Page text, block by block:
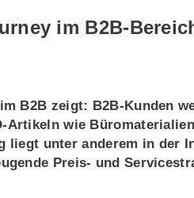
im B2B-
B2B zeigt: B2B-Kunden
wie
liegt unter anderem in der
Preis- und